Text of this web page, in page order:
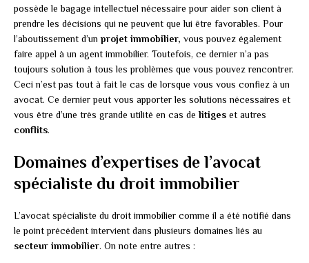
possède le bagage intellectuel nécessaire pour aider son client à
prendre les décisions qui ne peuvent que lui être favorables. Pour
l’aboutissement d’un projet immobilier, vous pouvez également
faire appel à un agent immobilier. Toutefois, ce dernier n’a pas
toujours solution à tous les problèmes que vous pouvez rencontrer.
Ceci n’est pas tout à fait le cas de lorsque vous vous confiez à un
avocat. Ce dernier peut vous apporter les solutions nécessaires et
vous être d’une très grande utilité en cas de litiges et autres
conflits.
Domaines d’expertises de l’avocat
spécialiste du droit immobilier
L’avocat spécialiste du droit immobilier comme il a été notifié dans
le point précédent intervient dans plusieurs domaines liés au
secteur immobilier. On note entre autres :